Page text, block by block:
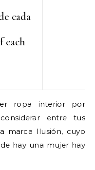
cada
each
ropa interior por
entre tus
marca Ilusión, cuyo
hay una mujer hay